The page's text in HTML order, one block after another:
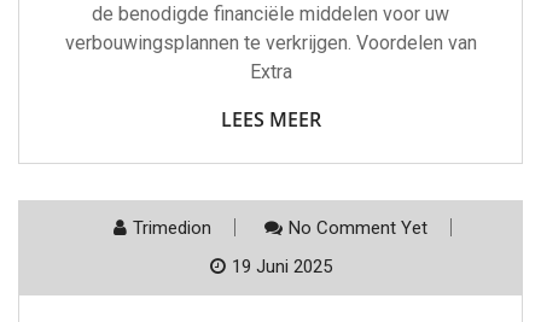
de benodigde financiële middelen voor uw
verbouwingsplannen te verkrijgen. Voordelen van
Extra
LEES MEER
Trimedion
No Comment Yet
19 Juni 2025